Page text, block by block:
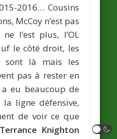
2016… Cousins
McCoy n’est pas
l’est plus, l’OL
le côté droit, les
sont là mais les
pas à rester en
eu beaucoup de
ligne défensive,
de voir ce que
Terrance Knighton